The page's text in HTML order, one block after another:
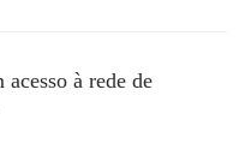
à rede de